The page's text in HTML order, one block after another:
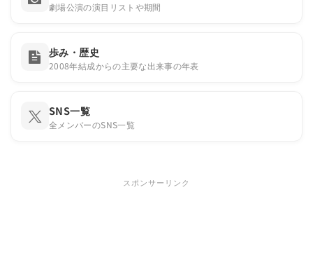
劇場公演の演目リストや期間
歩み・歴史
2008年結成からの主要な出来事の年表
SNS一覧
全メンバーのSNS一覧
スポンサーリンク